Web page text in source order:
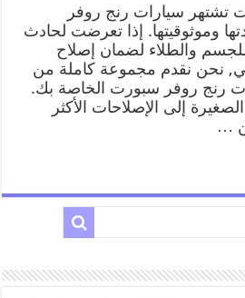
تشتهر سيارات رنج روفر
وموثوقيتها. إذا تعرضت لحادث
والطلاء لضمان إصلاح
نحن نقدم مجموعة كاملة من
رنج روفر سبورت الخاصة بك.
إلى الإصلاحات الأكثر
…